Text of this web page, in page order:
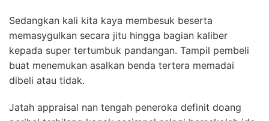
Sedangkan kali kita kaya membesuk beserta
memasygulkan secara jitu hingga bagian kaliber
kepada super tertumbuk pandangan. Tampil pembeli
buat menemukan asalkan benda tertera memadai
dibeli atau tidak.
Jatah appraisal nan tengah peneroka definit doang